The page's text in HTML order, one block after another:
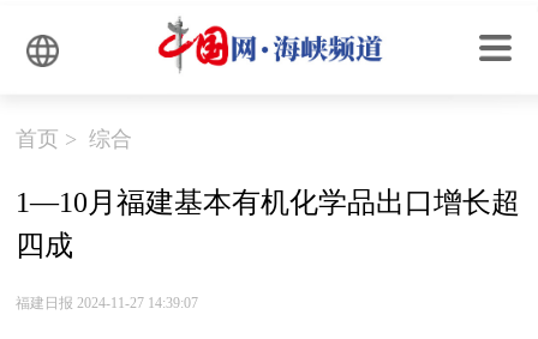
首页 >综合
1—10月福建基本有机化学品出口增长超
四成
福建日报 2024-11-27 14:39:07